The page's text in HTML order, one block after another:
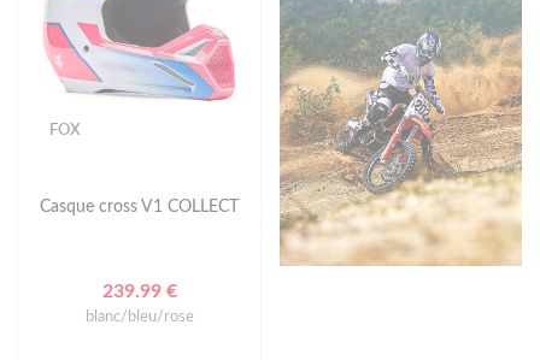
FOX
Casque cross V1 COLLECT
239.99 €
blanc/bleu/rose